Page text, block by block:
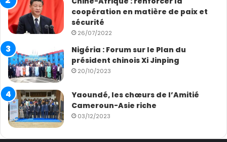
coopération en matière de paix et
sécurité
26/07/2022
Nigéria : Forum sur le Plan du
président chinois Xi Jinping
20/10/2023
Yaoundé, les chœurs de l’Amitié
Cameroun-Asie riche
03/12/2023